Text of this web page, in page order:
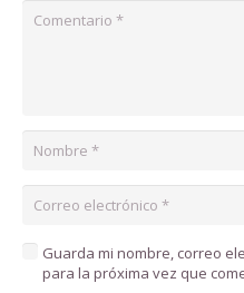
Guarda mi nombre, correo
para la próxima vez que